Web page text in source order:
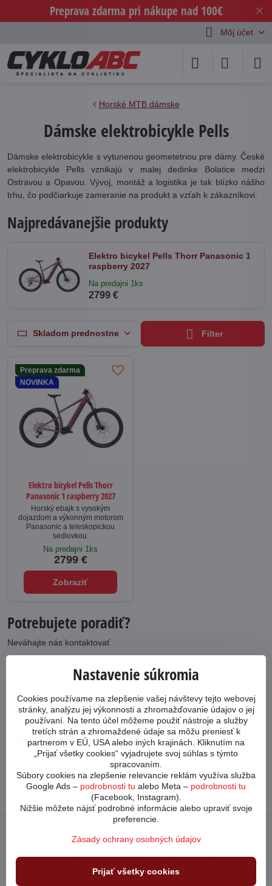
✕
Preprava zdarma pri nákupe nad 100€
Môj účet
Horské MTB dámske
Dámske elektrobicykle Pells
Dámske elektrobicykle s vytunenou geometetriou pre dámy. České
elektrobicykle Pells vznikajú v malej dedinke Bolatice medzi
Ostravou a Opavou. Vývoj, montáž a logistika je tak blízko nášho
trhu, čo podčiarkuje zameranie na produkt a vzťah k zákazníkovi.
Najpredávanejšie produkty
Elektro bicykel Pells Thorr Panasonic 1
raspberry 2027
Na predajni 1ks
2799 €
Skladom prednostne Filter
Preprava zdarma
NOVINKA
Elektro bicykel Pells Thorr
Panasonic 1 raspberry 2027
Horský ebajk s vysokým
dojazdom a výkonným motorom
Panasonic a teleskopickou
sedlovkou.
Na predajni 1ks
2799 €
Zobraziť
Potrebujete poradiť?
Neváhajte nás kontaktovať
053 4413 064
cykloabc​@cykloabc​.sk
Partnerský web
www​.bicykle-shop​.sk
POSKLADANIE BICYKLA
Nastavenie súkromia
Cookies používame na zlepšenie vašej návštevy tejto webovej
stránky, analýzu jej výkonnosti a zhromažďovanie údajov o jej
používaní. Na tento účel môžeme použiť nástroje a služby
tretích strán a zhromaždené údaje sa môžu preniesť k
partnerom v EÚ, USA alebo iných krajinách. Kliknutím na
„Prijať všetky cookies“ vyjadrujete svoj súhlas s týmto
spracovaním.
Súbory cookies na zlepšenie relevancie reklám využíva služba
Google Ads – podrobnosti tu alebo Meta – podrobnosti tu
(Facebook, Instagram).
Nižšie môžete nájsť podrobné informácie alebo upraviť svoje
preferencie.
Zásady ochrany osobných údajov
Prijať všetky cookies